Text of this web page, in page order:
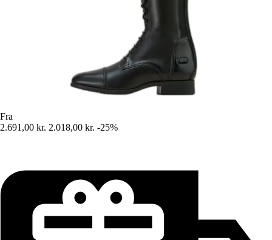
Fra
2.691,00 kr. 2.018,00 kr. -25%